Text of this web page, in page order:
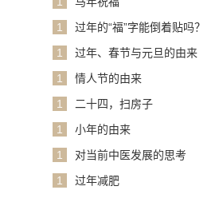
1
过年的“福”字能倒着贴吗？
1
过年、春节与元旦的由来
1
情人节的由来
1
二十四，扫房子
1
小年的由来
1
对当前中医发展的思考
1
过年减肥